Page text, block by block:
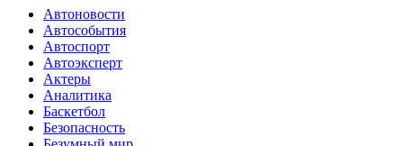
Автоновости
Автособытия
Автоспорт
Автоэксперт
Актеры
Аналитика
Баскетбол
Безопасность